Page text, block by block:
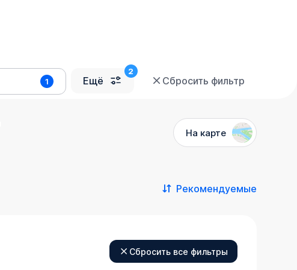
1 Ещё Сбросить фильтр
На карте
Рекомендуемые
Сбросить все фильтры